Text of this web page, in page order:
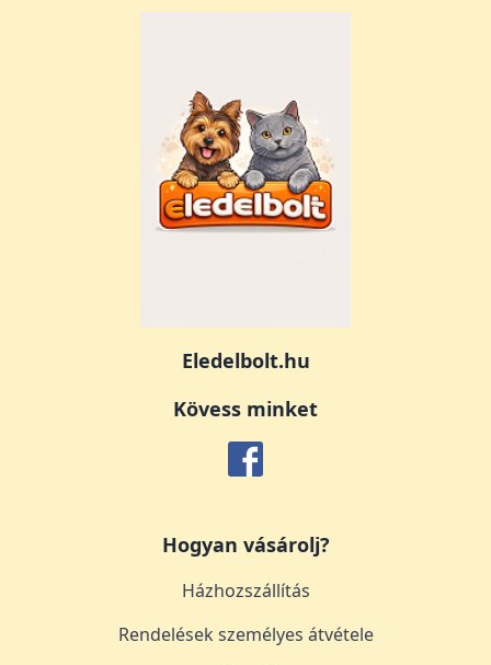
Eledelbolt.hu
Kövess minket
Hogyan vásárolj?
Házhozszállítás
Rendelések személyes átvétele